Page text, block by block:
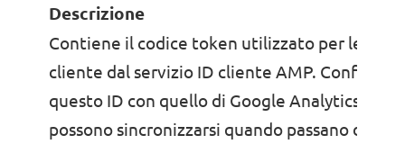
Descrizione
Contiene il codice token utilizzato per
cliente dal servizio ID cliente AMP.
questo ID con quello di Google Analytics, gli
possono sincronizzarsi quando passano da